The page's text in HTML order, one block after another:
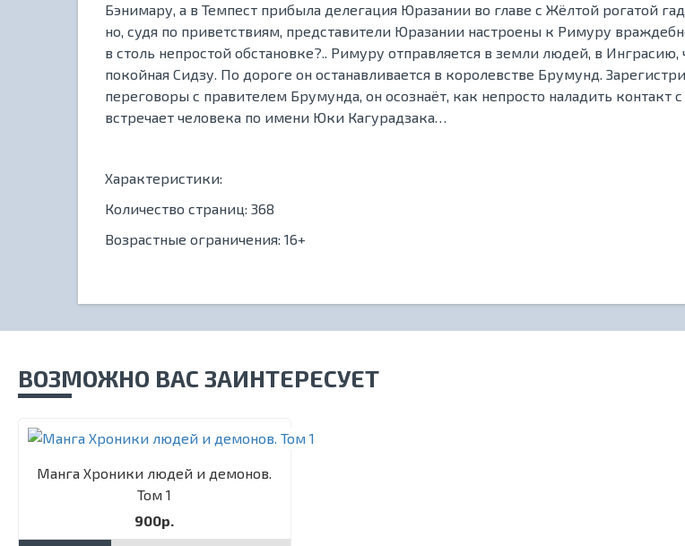
Бэнимару, а в Темпест прибыла делегация Юразании во главе с Жёлтой рогатой
но, судя по приветствиям, представители Юразании настроены к Римуру
в столь непростой обстановке?.. Римуру отправляется в земли людей, в
покойная Сидзу. По дороге он останавливается в королевстве Брумунд.
переговоры с правителем Брумунда, он осознаёт, как непросто наладить
встречает человека по имени Юки Кагурадзака…
Характеристики:
Количество страниц: 368
Возрастные ограничения: 16+
ВОЗМОЖНО ВАС ЗАИНТЕРЕСУЕТ
Манга Хроники людей и демонов.
Том 1
900р.